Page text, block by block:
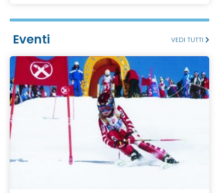
Eventi VEDI TUTTI